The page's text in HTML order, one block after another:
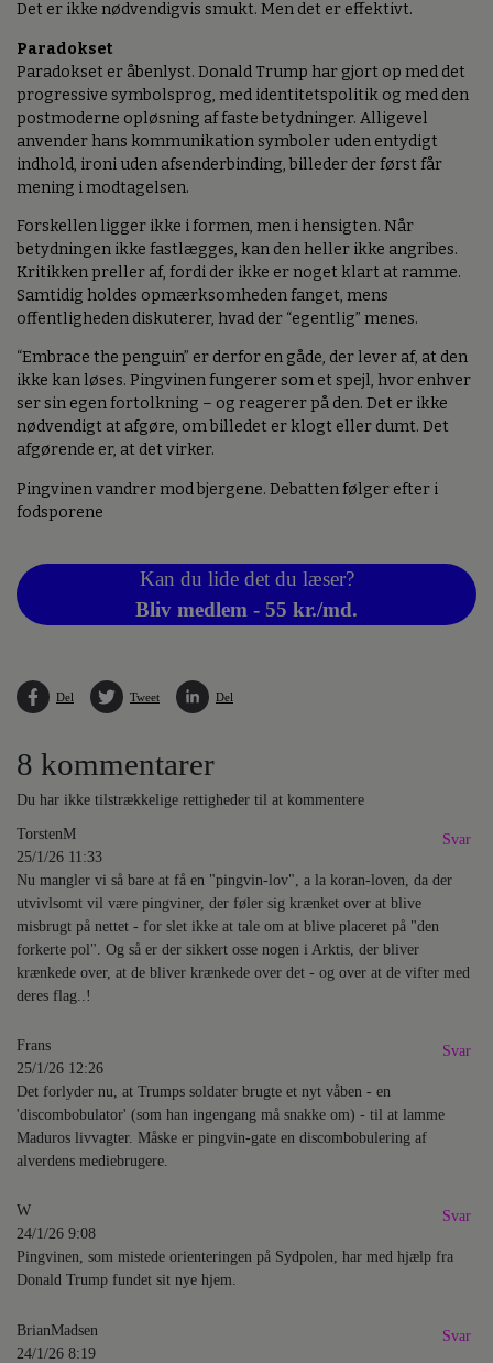
Det er ikke nødvendigvis smukt. Men det er effektivt.
Paradokset
Paradokset er åbenlyst. Donald Trump har gjort op med det
progressive symbolsprog, med identitetspolitik og med den
postmoderne opløsning af faste betydninger. Alligevel
anvender hans kommunikation symboler uden entydigt
indhold, ironi uden afsenderbinding, billeder der først får
mening i modtagelsen.
Forskellen ligger ikke i formen, men i hensigten. Når
betydningen ikke fastlægges, kan den heller ikke angribes.
Kritikken preller af, fordi der ikke er noget klart at ramme.
Samtidig holdes opmærksomheden fanget, mens
offentligheden diskuterer, hvad der “egentlig” menes.
“Embrace the penguin” er derfor en gåde, der lever af, at den
ikke kan løses. Pingvinen fungerer som et spejl, hvor enhver
ser sin egen fortolkning – og reagerer på den. Det er ikke
nødvendigt at afgøre, om billedet er klogt eller dumt. Det
afgørende er, at det virker.
Pingvinen vandrer mod bjergene. Debatten følger efter i
fodsporene
Kan du lide det du læser?
Bliv medlem - 55 kr./md.
Del Tweet Del
8 kommentarer
Du har ikke tilstrækkelige rettigheder til at kommentere
TorstenM
25/1/26 11:33
Nu mangler vi så bare at få en "pingvin-lov", a la koran-loven, da der
utvivlsomt vil være pingviner, der føler sig krænket over at blive
misbrugt på nettet - for slet ikke at tale om at blive placeret på "den
forkerte pol". Og så er der sikkert osse nogen i Arktis, der bliver
krænkede over, at de bliver krænkede over det - og over at de vifter med
deres flag..!
Svar
Frans
25/1/26 12:26
Det forlyder nu, at Trumps soldater brugte et nyt våben - en
'discombobulator' (som han ingengang må snakke om) - til at lamme
Maduros livvagter. Måske er pingvin-gate en discombobulering af
alverdens mediebrugere.
Svar
W
24/1/26 9:08
Pingvinen, som mistede orienteringen på Sydpolen, har med hjælp fra
Donald Trump fundet sit nye hjem.
Svar
BrianMadsen
24/1/26 8:19
Svar